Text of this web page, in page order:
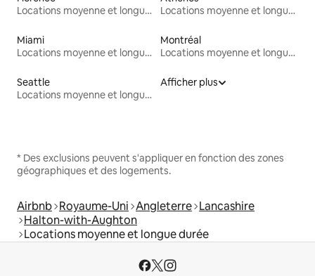
Locations moyenne et longue durée
Locations moyenne et longue durée
Miami
Locations moyenne et longue durée
Montréal
Locations moyenne et longue durée
Seattle
Locations moyenne et longue durée
Afficher plus
* Des exclusions peuvent s'appliquer en fonction des zones
géographiques et des logements.
Airbnb Royaume-Uni Angleterre Lancashire
Halton-with-Aughton
Locations moyenne et longue durée